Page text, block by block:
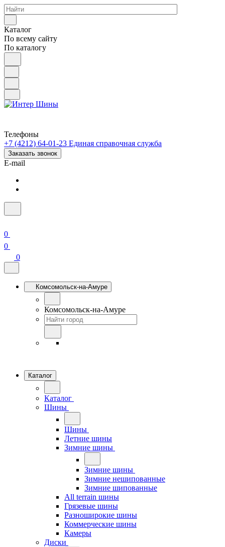
Каталог
По всему сайту
По каталогу
Телефоны
+7 (4212) 64-01-23 Единая справочная служба
Заказать звонок
E-mail
0
0
0
Комсомольск-на-Амуре
Комсомольск-на-Амуре
Каталог
Каталог
Шины
Шины
Летние шины
Зимние шины
Зимние шины
Зимние нешипованные
Зимние шипованные
All terrain шины
Грязевые шины
Разноширокие шины
Коммерческие шины
Камеры
Диски